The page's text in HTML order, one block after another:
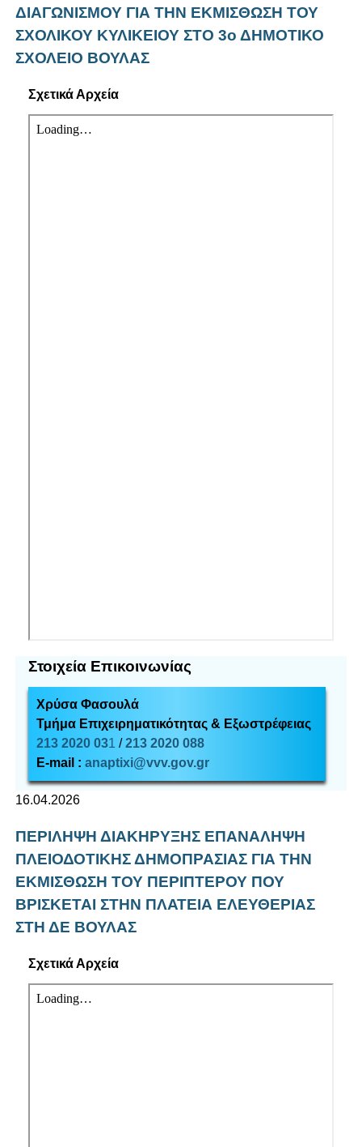
ΔΙΑΓΩΝΙΣΜΟΥ ΓΙΑ ΤΗΝ ΕΚΜΙΣΘΩΣΗ ΤΟΥ
ΣΧΟΛΙΚΟΥ ΚΥΛΙΚΕΙΟΥ ΣΤΟ 3ο ΔΗΜΟΤΙΚΟ
ΣΧΟΛΕΙΟ ΒΟΥΛΑΣ
Σχετικά Αρχεία
Στοιχεία Επικοινωνίας
Χρύσα Φασουλά
Τμήμα Επιχειρηματικότητας & Εξωστρέφειας
213 2020 031 /213 2020 088
E-mail : anaptixi@vvv.gov.gr
16.04.2026
ΠΕΡΙΛΗΨΗ ΔΙΑΚΗΡΥΞΗΣ ΕΠΑΝΑΛΗΨΗ
ΠΛΕΙΟΔΟΤΙΚΗΣ ΔΗΜΟΠΡΑΣΙΑΣ ΓΙΑ ΤΗΝ
ΕΚΜΙΣΘΩΣΗ ΤΟΥ ΠΕΡΙΠΤΕΡΟΥ ΠΟΥ
ΒΡΙΣΚΕΤΑΙ ΣΤΗΝ ΠΛΑΤΕΙΑ ΕΛΕΥΘΕΡΙΑΣ
ΣΤΗ ΔΕ ΒΟΥΛΑΣ
Σχετικά Αρχεία